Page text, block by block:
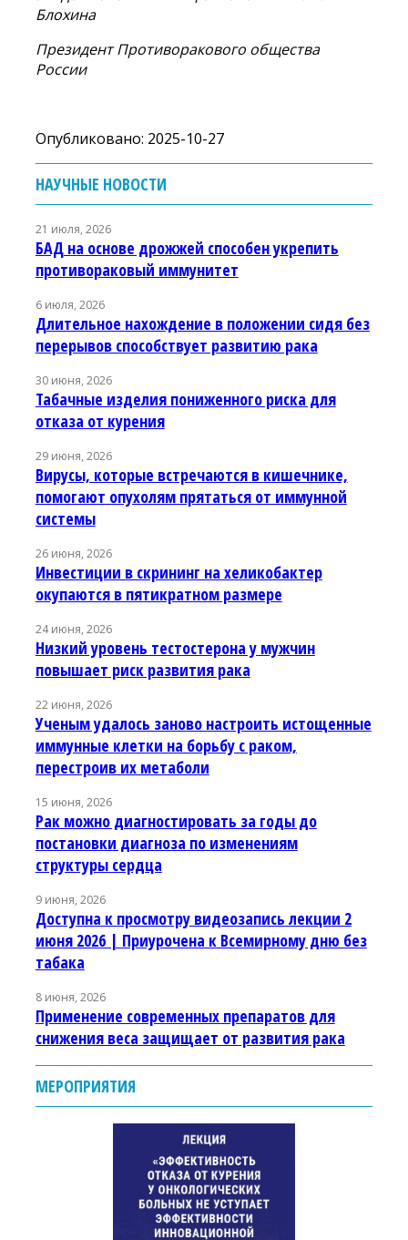
Блохина
Президент Противоракового общества
России
Опубликовано: 2025-10-27
НАУЧНЫЕ НОВОСТИ
21 июля, 2026
БАД на основе дрожжей способен укрепить
противораковый иммунитет
6 июля, 2026
Длительное нахождение в положении сидя без
перерывов способствует развитию рака
30 июня, 2026
Табачные изделия пониженного риска для
отказа от курения
29 июня, 2026
Вирусы, которые встречаются в кишечнике,
помогают опухолям прятаться от иммунной
системы
26 июня, 2026
Инвестиции в скрининг на хеликобактер
окупаются в пятикратном размере
24 июня, 2026
Низкий уровень тестостерона у мужчин
повышает риск развития рака
22 июня, 2026
Ученым удалось заново настроить истощенные
иммунные клетки на борьбу с раком,
перестроив их метаболи
15 июня, 2026
Рак можно диагностировать за годы до
постановки диагноза по изменениям
структуры сердца
9 июня, 2026
Доступна к просмотру видеозапись лекции 2
июня 2026 | Приурочена к Всемирному дню без
табака
8 июня, 2026
Применение современных препаратов для
снижения веса защищает от развития рака
МЕРОПРИЯТИЯ